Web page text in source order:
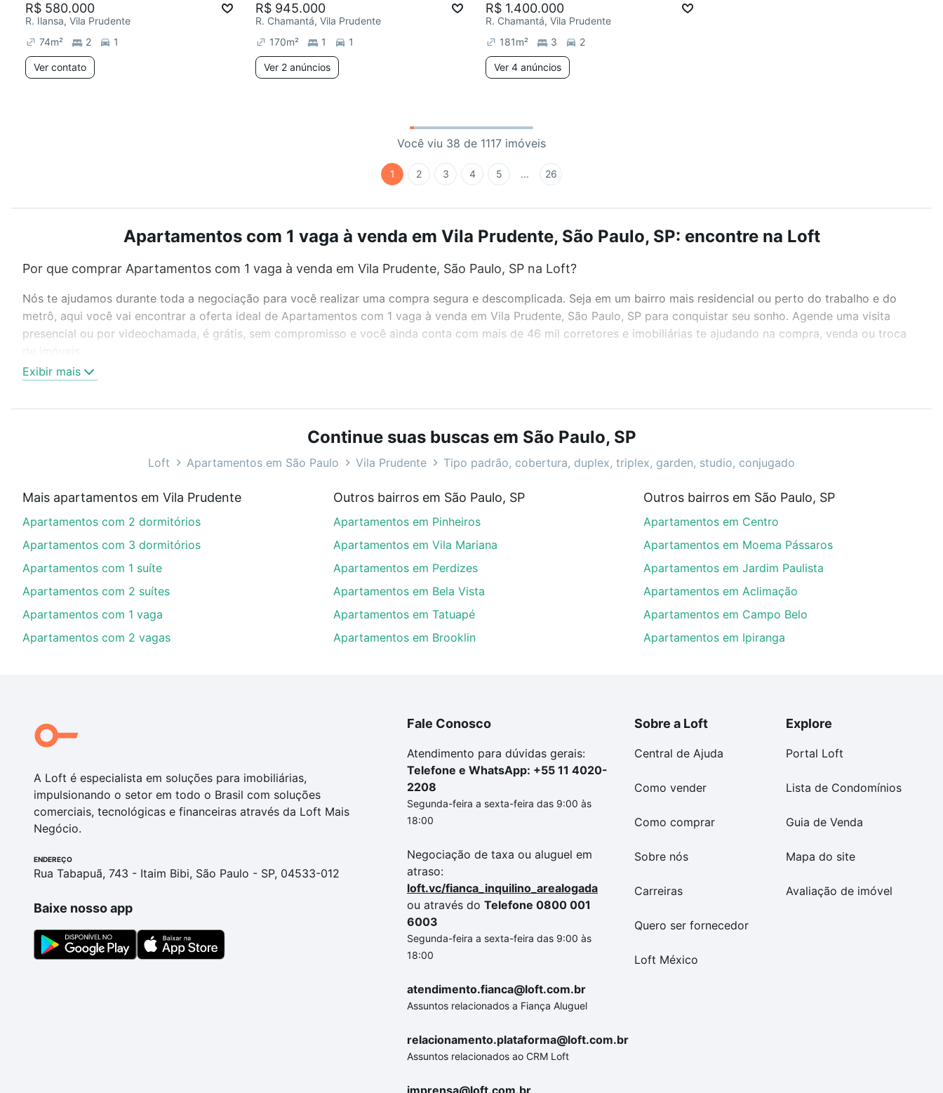
R$ 580.000
R. Ilansa, Vila Prudente
74m² 2 1
Ver contato
R$ 945.000
R. Chamantá, Vila Prudente
170m² 1 1
Ver 2 anúncios
R$ 1.400.000
R. Chamantá, Vila Prudente
181m² 3 2
Ver 4 anúncios
Você viu 38 de 1117 imóveis
1 2 3 4 5 ... 26
Apartamentos com 1 vaga à venda em Vila Prudente, São Paulo, SP: encontre na Loft
Por que comprar Apartamentos com 1 vaga à venda em Vila Prudente, São Paulo, SP na Loft?
Nós te ajudamos durante toda a negociação para você realizar uma compra segura e descomplicada. Seja em um bairro mais residencial ou perto do trabalho e do
metrô, aqui você vai encontrar a oferta ideal de Apartamentos com 1 vaga à venda em Vila Prudente, São Paulo, SP para conquistar seu sonho. Agende uma visita
presencial ou por videochamada, é grátis, sem compromisso e você ainda conta com mais de 46 mil corretores e imobiliárias te ajudando na compra, venda ou troca
Como escolher um imóvel?
Use barra de busca no topo para pesquisar por ruas, bairros e até condomínios favoritos. Você também pode usar os filtros como quantidade de quartos, suítes, com
ou sem vaga de garagem para combinar perfeitamente com o preço, metragem e comodidades, como piscina, academia, salão de festas ou área verde e encontrar
Apartamentos com 1 vaga à venda em Vila Prudente, São Paulo, SP ideal para você na Loft.
Aqui na Loft temos a oferta ideal para você, com Apartamentos com 1 vaga à venda em Vila Prudente, São Paulo, SP que custam a partir de R$ 0 e com nossas
opções de financiamento imobiliário as parcelas podem se adequar ao seu orçamento. Se ainda tem alguma dúvida dos custos envolvidos no processo de compra,
veja em nosso portal quanto custa comprar um apartamento e conte com a gente para comprar o imóvel dos seus sonhos com segurança e conforto. Loft, com você
Exibir mais
Continue suas buscas em São Paulo, SP
Loft Apartamentos em São Paulo Vila Prudente Tipo padrão, cobertura, duplex, triplex, garden, studio, conjugado
Mais apartamentos em Vila Prudente
Apartamentos com 2 dormitórios
Apartamentos com 3 dormitórios
Apartamentos com 1 suíte
Apartamentos com 2 suítes
Apartamentos com 1 vaga
Apartamentos com 2 vagas
Outros bairros em São Paulo, SP
Apartamentos em Pinheiros
Apartamentos em Vila Mariana
Apartamentos em Perdizes
Apartamentos em Bela Vista
Apartamentos em Tatuapé
Apartamentos em Brooklin
Outros bairros em São Paulo, SP
Apartamentos em Centro
Apartamentos em Moema Pássaros
Apartamentos em Jardim Paulista
Apartamentos em Aclimação
Apartamentos em Campo Belo
Apartamentos em Ipiranga
A Loft é especialista em soluções para imobiliárias,
impulsionando o setor em todo o Brasil com soluções
comerciais, tecnológicas e financeiras através da Loft Mais
Negócio.
ENDEREÇO
Rua Tabapuã, 743 - Itaim Bibi, São Paulo - SP, 04533-012
Baixe nosso app
Fale Conosco
Atendimento para dúvidas gerais:
Telefone e WhatsApp: +55 11 4020-
2208
Segunda-feira a sexta-feira das 9:00 às
18:00
Negociação de taxa ou aluguel em
atraso:
loft.vc/fianca_inquilino_arealogada
ou através do Telefone 0800 001
6003
Segunda-feira a sexta-feira das 9:00 às
18:00
atendimento.fianca@loft.com.br
Assuntos relacionados a Fiança Aluguel
relacionamento.plataforma@loft.com.br
Assuntos relacionados ao CRM Loft
imprensa@loft.com.br
Sobre a Loft
Central de Ajuda
Como vender
Como comprar
Sobre nós
Carreiras
Quero ser fornecedor
Loft México
Explore
Portal Loft
Lista de Condomínios
Guia de Venda
Mapa do site
Avaliação de imóvel